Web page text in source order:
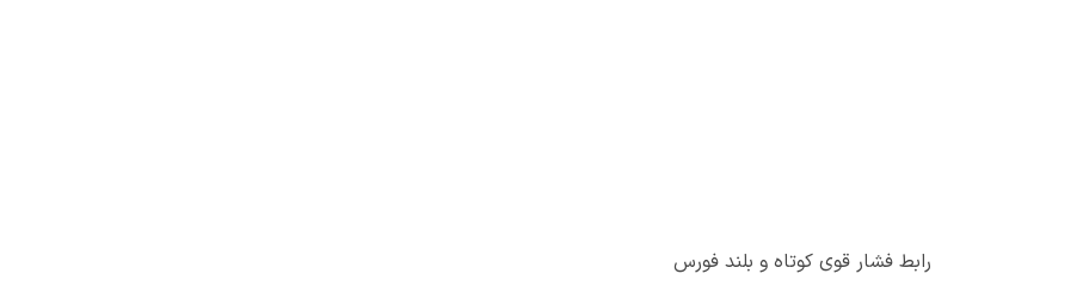
رابط فشار قوی کوتاه و بلند فورس